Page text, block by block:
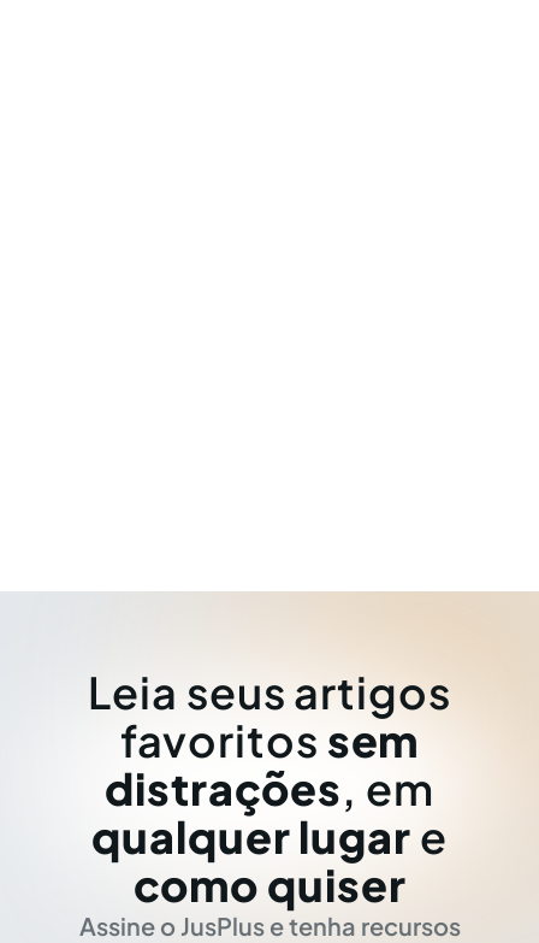
Leia seus artigos
favoritos sem
distrações, em
qualquer lugar e
como quiser
Assine o JusPlus e tenha recursos